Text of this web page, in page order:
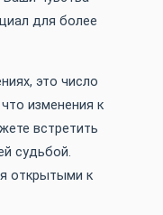
для более
это число
изменения к
встретить
судьбой.
открытыми к